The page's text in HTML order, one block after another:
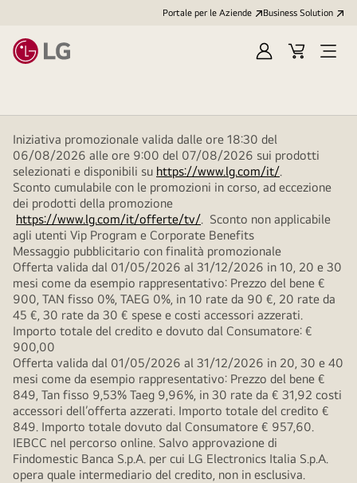
Portale per le Aziende Business Solution
AccediCart
Open
Iniziativa promozionale valida dalle ore 18:30 del
06/08/2026 alle ore 9:00 del 07/08/2026 sui prodotti
selezionati e disponibili su https://www.lg.com/it/.
Sconto cumulabile con le promozioni in corso, ad eccezione
dei prodotti della promozione
https://www.lg.com/it/offerte/tv/. Sconto non applicabile
agli utenti Vip Program e Corporate Benefits
Messaggio pubblicitario con finalità promozionale
Offerta valida dal 01/05/2026 al 31/12/2026 in 10, 20 e 30
mesi come da esempio rappresentativo: Prezzo del bene €
900, TAN fisso 0%, TAEG 0%, in 10 rate da 90 €, 20 rate da
45 €, 30 rate da 30 € spese e costi accessori azzerati.
Importo totale del credito e dovuto dal Consumatore: €
900,00
Offerta valida dal 01/05/2026 al 31/12/2026 in 20, 30 e 40
mesi come da esempio rappresentativo: Prezzo del bene €
849, Tan fisso 9,53% Taeg 9,96%, in 30 rate da € 31,92 costi
accessori dell’offerta azzerati. Importo totale del credito €
849. Importo totale dovuto dal Consumatore € 957,60.
IEBCC nel percorso online. Salvo approvazione di
Findomestic Banca S.p.A. per cui LG Electronics Italia S.p.A.
opera quale intermediario del credito, non in esclusiva.